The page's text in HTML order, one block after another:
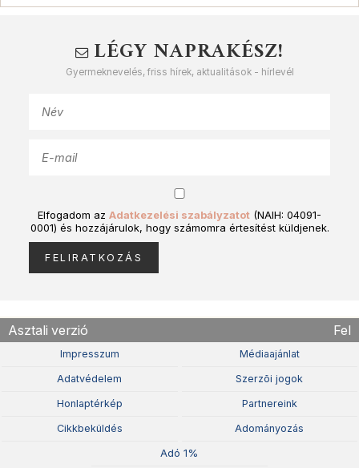
LÉGY NAPRAKÉSZ!
Gyermeknevelés, friss hírek, aktualitások - hírlevél
Elfogadom az Adatkezelési szabályzatot (NAIH: 04091-
0001) és hozzájárulok, hogy számomra értesítést küldjenek.
Asztali verzió Fel
Impresszum Médiaajánlat
Adatvédelem Szerzõi jogok
Honlaptérkép Partnereink
Cikkbeküldés Adományozás
Adó 1%